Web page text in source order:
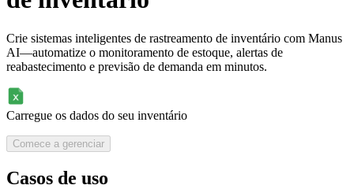
Crie sistemas inteligentes de rastreamento de inventário com Manus
AI—automatize o monitoramento de estoque, alertas de
reabastecimento e previsão de demanda em minutos.
Carregue os dados do seu inventário
Comece a gerenciar
Casos de uso